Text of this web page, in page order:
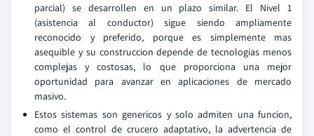
parcial) se desarrollen en un plazo similar. El Nivel 1
(asistencia al conductor) sigue siendo ampliamente
reconocido y preferido, porque es simplemente mas
asequible y su construccion depende de tecnologias menos
complejas y costosas, lo que proporciona una mejor
oportunidad para avanzar en aplicaciones de mercado
masivo.
Estos sistemas son genericos y solo admiten una funcion,
como el control de crucero adaptativo, la advertencia de